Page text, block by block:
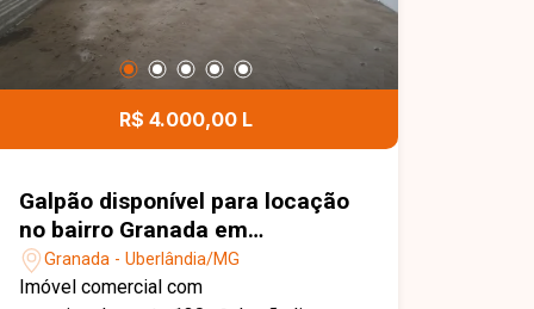
R$ 4.000,00 L
Galpão disponível para locação
no bairro Granada em
Uberlândia-MG
Granada - Uberlândia/MG
Imóvel comercial com